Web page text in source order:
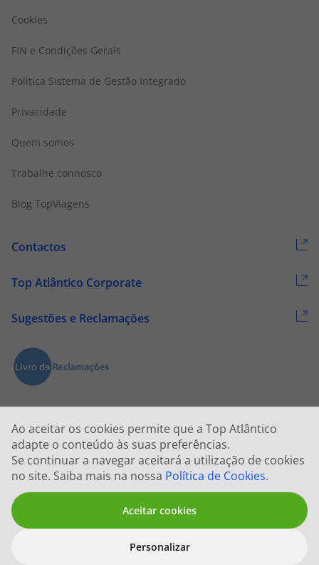
Ao aceitar os cookies permite que a Top Atlântico
adapte o conteúdo às suas preferências.
Se continuar a navegar aceitará a utilização de cookies
no site. Saiba mais na nossa Política de Cookies.
Aceitar cookies
Personalizar
Cookies
FIN e Condições Gerais
Politica Sistema de Gestão Integrado
Privacidade
Quem somos
Trabalhe connosco
Blog TopViagens
Contactos
Top Atlântico Corporate
Sugestões e Reclamações
2026 © Todos os direitos reservados:Top Atlântico, Viagens e Turismo